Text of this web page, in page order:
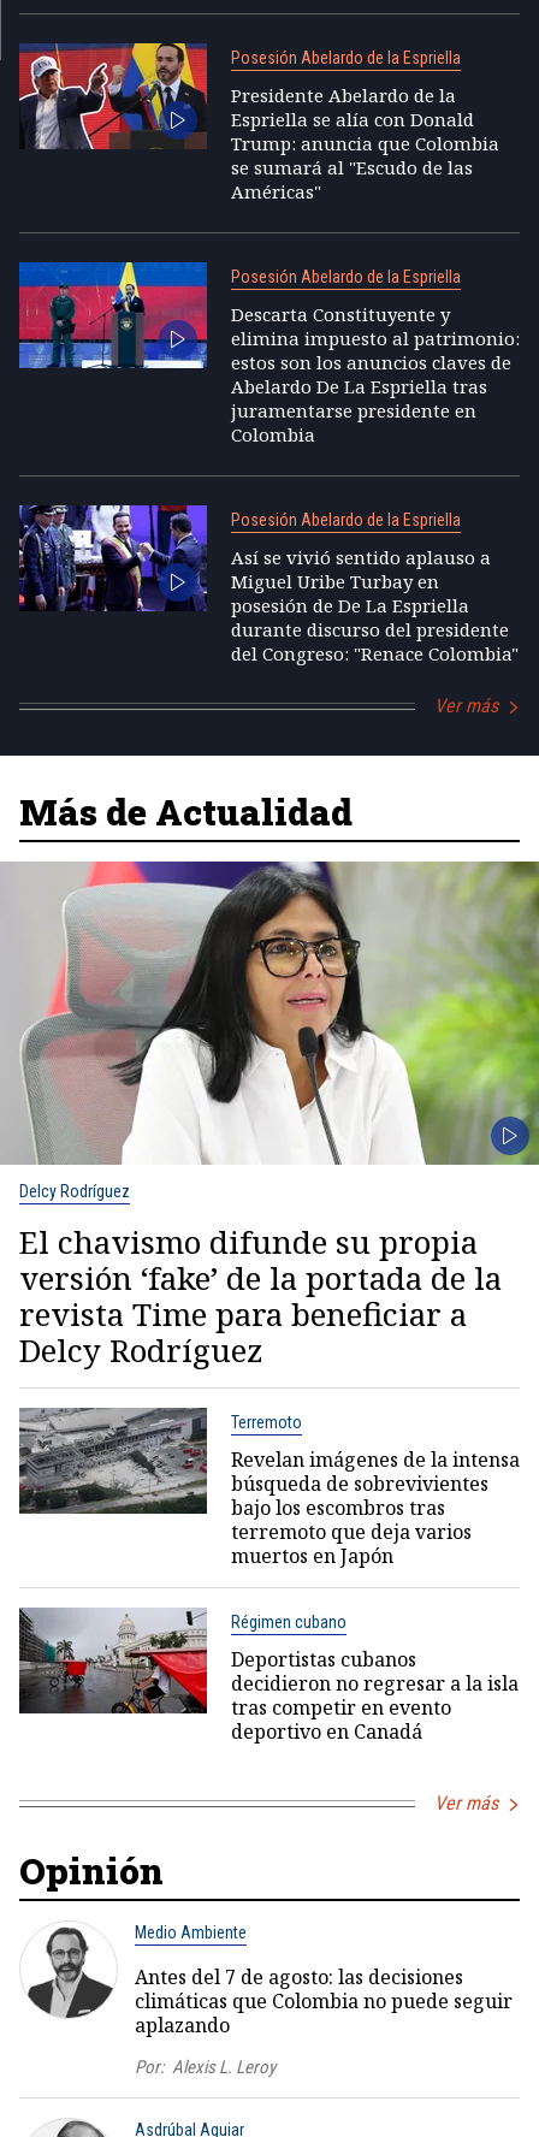
Posesión Abelardo de la Espriella
Presidente Abelardo de la
Espriella se alía con Donald
Trump: anuncia que Colombia
se sumará al "Escudo de las
Américas"
Posesión Abelardo de la Espriella
Descarta Constituyente y
elimina impuesto al patrimonio:
estos son los anuncios claves de
Abelardo De La Espriella tras
juramentarse presidente en
Colombia
Posesión Abelardo de la Espriella
Así se vivió sentido aplauso a
Miguel Uribe Turbay en
posesión de De La Espriella
durante discurso del presidente
del Congreso: "Renace Colombia"
Ver más
Más de Actualidad
Delcy Rodríguez
El chavismo difunde su propia
versión ‘fake’ de la portada de la
revista Time para beneficiar a
Delcy Rodríguez
Terremoto
Revelan imágenes de la intensa
búsqueda de sobrevivientes
bajo los escombros tras
terremoto que deja varios
muertos en Japón
Régimen cubano
Deportistas cubanos
decidieron no regresar a la isla
tras competir en evento
deportivo en Canadá
Ver más
Opinión
Medio Ambiente
Antes del 7 de agosto: las decisiones
climáticas que Colombia no puede seguir
aplazando
Por: Alexis L. Leroy
Asdrúbal Aguiar